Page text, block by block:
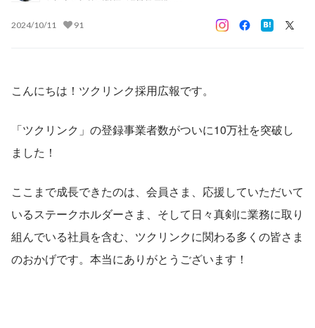
2024/10/11 91
こんにちは！ツクリンク採用広報です。
「ツクリンク」の登録事業者数がついに10万社を突破し
ました！
ここまで成長できたのは、会員さま、応援していただいて
いるステークホルダーさま、そして日々真剣に業務に取り
組んでいる社員を含む、ツクリンクに関わる多くの皆さま
のおかげです。本当にありがとうございます！